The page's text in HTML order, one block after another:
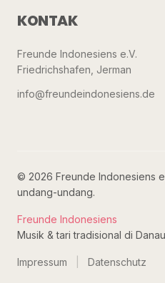
KONTAK
Freunde Indonesiens e.V.
Friedrichshafen, Jerman
info@freundeindonesiens.de
© 2026 Freunde Indonesiens
undang-undang.
Freunde Indonesiens
Musik & tari tradisional di
Impressum Datenschutz